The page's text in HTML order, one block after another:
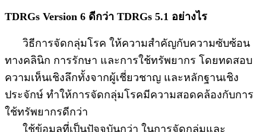
TDRGs Version 6 ดีกว่า TDRGs 5.1 อย่างไร
วิธีการจัดกลุ่มโรค ให้ความสำคัญกับความซับซ้อน
ทางคลินิก การรักษา และการใช้ทรัพยากร โดยทดสอบ
ความเห็นเชิงลึกทั้งจากผู้เชี่ยวชาญ และหลักฐานเชิง
ประจักษ์ ทำให้การจัดกลุ่มโรคมีความสอดคล้องกับการ
ใช้ทรัพยากรดีกว่า
ใช้ข้อมูลที่เป็นปัจจุบันกว่า ในการจัดกลุ่มและ